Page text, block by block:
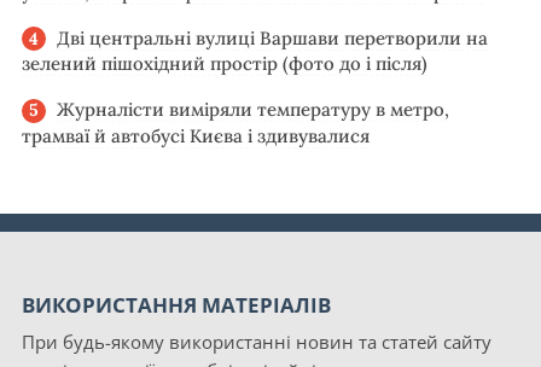
Дві центральні вулиці Варшави перетворили на
зелений пішохідний простір (фото до і після)
Журналісти виміряли температуру в метро,
трамваї й автобусі Києва і здивувалися
ВИКОРИСТАННЯ МАТЕРІАЛІВ
При будь-якому використанні новин та статей сайту